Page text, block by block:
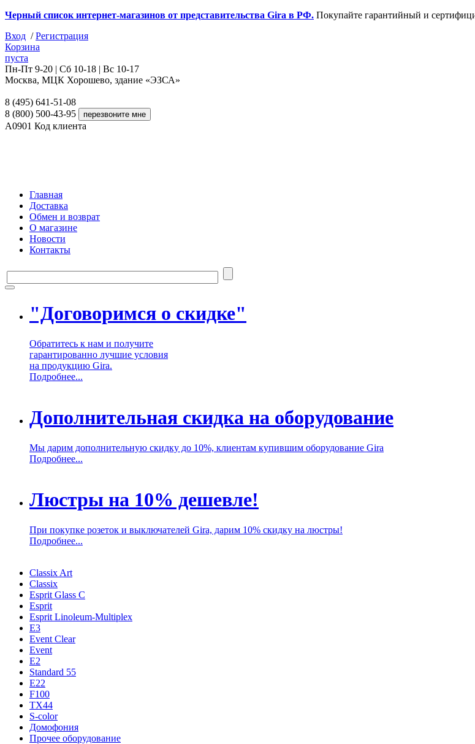
Черный список интернет-магазинов от представительства Gira в РФ. Покупайте гарантийный и
Вход /Регистрация
Корзина
пуста
Пн-Пт 9-20 | Сб 10-18 | Вс 10-17
Москва, МЦК Хорошево, здание «ЭЗСА»
8 (495) 641-51-08
8 (800) 500-43-95
A0901 Код клиента
Главная
Доставка
Обмен и возврат
О магазине
Новости
Контакты
"Договоримся о скидке"
Обратитесь к нам и получите
гарантированно лучшие условия
на продукцию Gira.
Подробнее...
Дополнительная скидка на оборудование
Мы дарим дополнительную скидку до 10%, клиентам купившим оборудование Gira
Подробнее...
Люстры на 10% дешевле!
При покупке розеток и выключателей Gira, дарим 10% скидку на люстры!
Подробнее...
Classix Art
Classix
Esprit Glass C
Esprit
Esprit Linoleum-Multiplex
E3
Event Clear
Event
E2
Standard 55
E22
F100
TX44
S-color
Домофония
Прочее оборудование